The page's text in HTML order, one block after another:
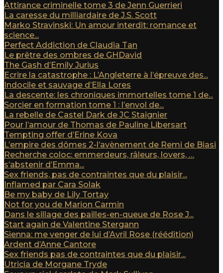
Attirance criminelle tome 3 de Jenn Guerrieri
La caresse du milliardaire de J.S. Scott
Marko Stravinski: Un amour interdit: romance et
science...
Perfect Addiction de Claudia Tan
Le prêtre des ombres de GHDavid
The Gash d’Emily Jurius
Ecrire la catastrophe : L’Angleterre à l’épreuve des...
Indocile et sauvage d’Ella Lores
La descente: les chroniques immortelles tome 1 de...
Sorcier en formation tome 1 : l’envol de...
La rebelle de Castel Dark de JC Staignier
Pour l’amour de Thomas de Pauline Libersart
Tempting offer d’Erine Kova
L’empire des dômes 2-l’avènement de Remi de Biasi
Recherche coloc: emmerdeurs, râleurs, lovers, …
s’abstenir d’Emma...
Sex friends, pas de contraintes que du plaisir...
Inflamed par Cara Solak
Be my baby de Lily Tortay
Not for you de Marion Carmin
Dans le sillage des pailles-en-queue de Rose J...
Start again de Valentine Stergann
Sienna: me venger de lui d’Avril Rose (réédition)
Ardent d’Anne Cantore
Sex friends pas de contraintes que du plaisir...
Utricia de Morgane Tryde